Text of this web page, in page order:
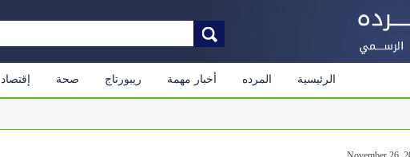
الرئيسية المرده أخبار مهمة ريبورتاج صحة إقتصاد